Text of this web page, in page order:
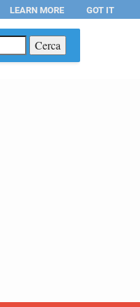
LEARN MORE GOT IT